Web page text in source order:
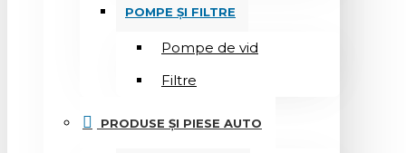
POMPE ȘI FILTRE
Pompe de vid
Filtre
PRODUSE ȘI PIESE AUTO